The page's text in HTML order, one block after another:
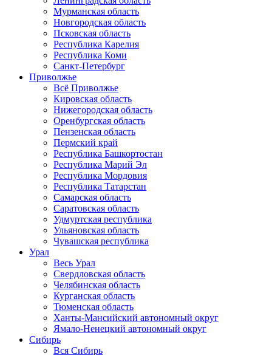
Мурманская область
Новгородская область
Псковская область
Республика Карелия
Республика Коми
Санкт-Петербург
Приволжье
Всё Приволжье
Кировская область
Нижегородская область
Оренбургская область
Пензенская область
Пермский край
Республика Башкортостан
Республика Марий Эл
Республика Мордовия
Республика Татарстан
Самарская область
Саратовская область
Удмуртская республика
Ульяновская область
Чувашская республика
Урал
Весь Урал
Свердловская область
Челябинская область
Курганская область
Тюменская область
Ханты-Мансийский автономный округ
Ямало-Ненецкий автономный округ
Сибирь
Вся Сибирь